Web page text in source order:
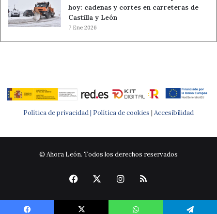
hoy: cadenas y cortes en carreteras de
Castilla y León
7 Ene 2026
Política de privacidad | Política de cookies | Accesibilidad
© Ahora León. Todos los derechos reservados
Facebook Instagram
RSS